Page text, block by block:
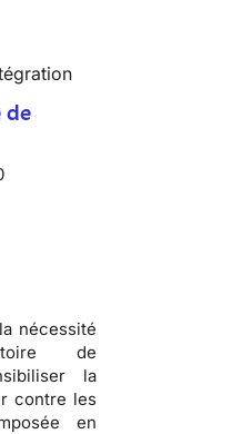
de
nécessité
de
la
contre les
en